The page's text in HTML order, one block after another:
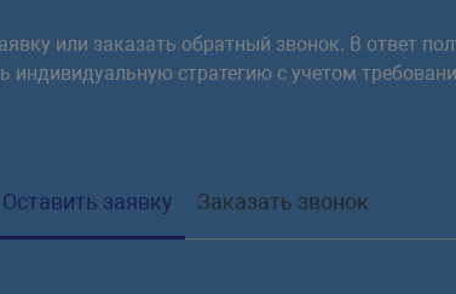
или заказать обратный звонок. В ответ
стратегию с учетом
Оставить заявку Заказать звонок